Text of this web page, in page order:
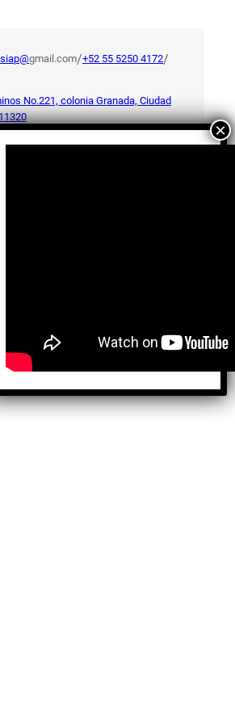
gmail.com/+52 55 5250 4172/
No.221, colonia Granada, Ciudad
somos-hermanos.mx. Todos los
previa autorización, queda
prohibida la publicación,
edición y cualquier otro uso de los
contenidos.